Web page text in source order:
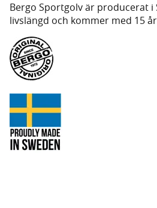
Bergo Sportgolv är producerat i
livslängd och kommer med 15